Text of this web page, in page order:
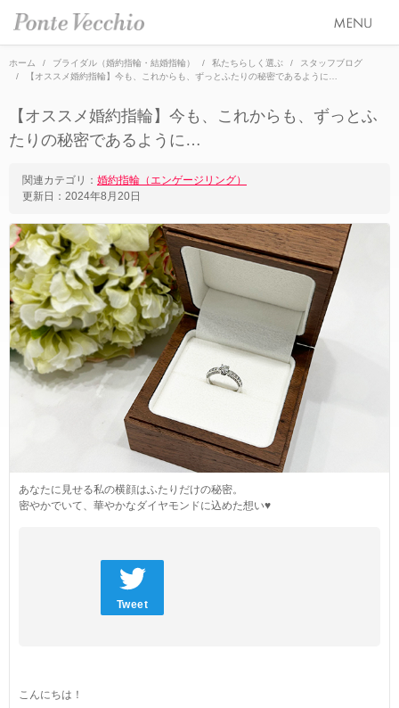
ETERNO FAMILY（エテルノ・ファミリー）
LIMITED COLLECTION（リミテッドコレクション）
WATCH COLLECTION（ウォッチコレクション／時計）
BACI（バチ／一粒ダイヤモンドジュエリー）
EME（エメ／着せ替えネックレス）
SOLOMIO（ソロミオ／イニシャルシリーズ）
AMICHETTI（アミケッティ／アニマルモチーフ）
BIRTHSTONE（バースストーン／誕生石シリーズ）
ブライダル トップ
婚約指輪（エンゲージリング）
レイヤード特集
HAPPY HEARTの魅力
幸せのブライダルリング選び
私たちらしく選ぶ 婚約指輪・結婚指輪
Ponte Vecchioのダイヤモンドについて
婚約指輪・結婚指輪よくあるご質問
オーダージュエリー
ブランドスローガン
ブランドポジション
会社概要
採用情報
ニュース&キャンペーン
店舗情報
オンラインショップ トップ
ALL
ネックレス
ピアス
イヤーカフ
ホーム ブライダル（婚約指輪・結婚指輪） 私たちらしく選ぶ
スタッフブログ
【オススメ婚約指輪】今も、これからも、ずっとふたりの秘密であるように…
【オススメ婚約指輪】今も、これからも、ずっとふ
たりの秘密であるように…
関連カテゴリ： 婚約指輪（エンゲージリング）
更新日： 2024年8月20日
あなたに見せる私の横顔はふたりだけの秘密。
密やかでいて、華やかなダイヤモンドに込めた想い♥
Tweet
こんにちは！